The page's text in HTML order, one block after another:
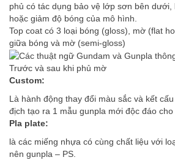
phủ có tác dụng bảo vệ lớp sơn bên dưới,
hoặc giảm độ bóng của mô hình.
Top coat có 3 loại bóng (gloss), mờ (flat
giữa bóng và mờ (semi-gloss)
Trước và sau khi phủ mờ
Custom:
Là hành động thay đổi màu sắc và kết
địch tạo ra 1 mẫu gunpla mới độc đáo
Pla plate:
là các miếng nhựa có cùng chất liệu với
nên gunpla – PS.